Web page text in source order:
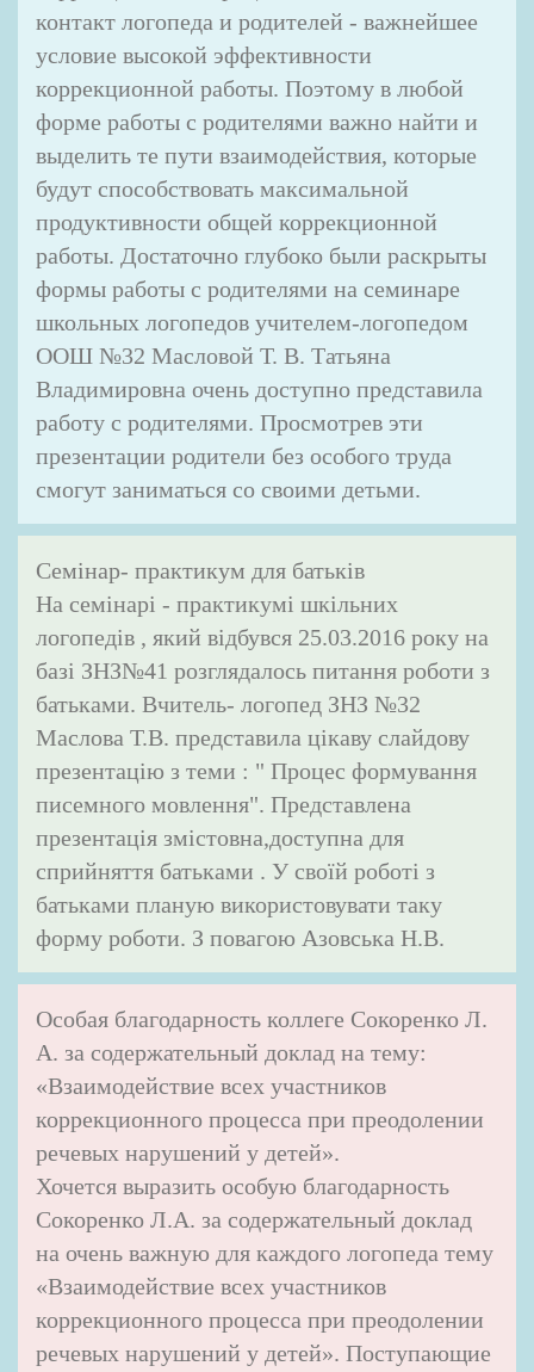
контакт логопеда и родителей - важнейшее
условие высокой эффективности
коррекционной работы. Поэтому в любой
форме работы с родителями важно найти и
выделить те пути взаимодействия, которые
будут способствовать максимальной
продуктивности общей коррекционной
работы. Достаточно глубоко были раскрыты
формы работы с родителями на семинаре
школьных логопедов учителем-логопедом
ООШ №32 Масловой Т. В. Татьяна
Владимировна очень доступно представила
работу с родителями. Просмотрев эти
презентации родители без особого труда
смогут заниматься со своими детьми.
Семінар- практикум для батьків
На семінарі - практикумі шкільних
логопедів , який відбувся 25.03.2016 року на
базі ЗНЗ№41 розглядалось питання роботи з
батьками. Вчитель- логопед ЗНЗ №32
Маслова Т.В. представила цікаву слайдову
презентацію з теми : " Процес формування
писемного мовлення". Представлена
презентація змістовна,доступна для
сприйняття батьками . У своїй роботі з
батьками планую використовувати таку
форму роботи. З повагою Азовська Н.В.
Особая благодарность коллеге Сокоренко Л.
А. за содержательный доклад на тему:
«Взаимодействие всех участников
коррекционного процесса при преодолении
речевых нарушений у детей».
Хочется выразить особую благодарность
Сокоренко Л.А. за содержательный доклад
на очень важную для каждого логопеда тему
«Взаимодействие всех участников
коррекционного процесса при преодолении
речевых нарушений у детей». Поступающие